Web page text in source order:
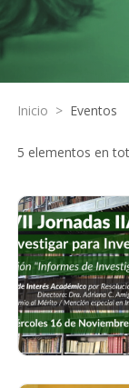
Inicio > Eventos
5 elementos en